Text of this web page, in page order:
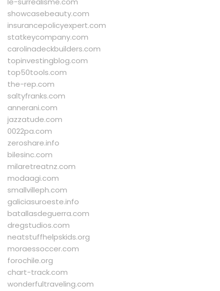
showcasebeauty.com
insurancepolicyexpert.com
statkeycompany.com
carolinadeckbuilders.com
topinvestingblog.com
top50tools.com
the-rep.com
saltyfranks.com
annerani.com
jazzatude.com
0022pa.com
zeroshare.info
bilesinc.com
milaretreatnz.com
modaagi.com
smallvilleph.com
galiciasuroeste.info
batallasdeguerra.com
dregstudios.com
neatstuffhelpskids.org
moraessoccer.com
forochile.org
chart-track.com
wonderfultraveling.com